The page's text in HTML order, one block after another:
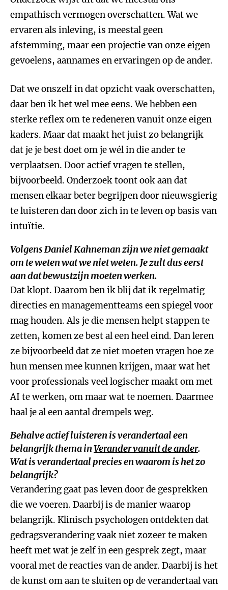
empathisch vermogen overschatten. Wat we
ervaren als inleving, is meestal geen
afstemming, maar een projectie van onze eigen
gevoelens, aannames en ervaringen op de ander.
Dat we onszelf in dat opzicht vaak overschatten,
daar ben ik het wel mee eens. We hebben een
sterke reflex om te redeneren vanuit onze eigen
kaders. Maar dat maakt het juist zo belangrijk
dat je je best doet om je wél in die ander te
verplaatsen. Door actief vragen te stellen,
bijvoorbeeld. Onderzoek toont ook aan dat
mensen elkaar beter begrijpen door nieuwsgierig
te luisteren dan door zich in te leven op basis van
intuïtie.
Volgens Daniel Kahneman zijn we niet gemaakt
om te weten wat we niet weten. Je zult dus eerst
aan dat bewustzijn moeten werken.
Dat klopt. Daarom ben ik blij dat ik regelmatig
directies en managementteams een spiegel voor
mag houden. Als je die mensen helpt stappen te
zetten, komen ze best al een heel eind. Dan leren
ze bijvoorbeeld dat ze niet moeten vragen hoe ze
hun mensen mee kunnen krijgen, maar wat het
voor professionals veel logischer maakt om met
AI te werken, om maar wat te noemen. Daarmee
haal je al een aantal drempels weg.
Behalve actief luisteren is verandertaal een
belangrijk thema inVerander vanuit de ander.
Wat is verandertaal precies en waarom is het zo
belangrijk?
Verandering gaat pas leven door de gesprekken
die we voeren. Daarbij is de manier waarop
belangrijk. Klinisch psychologen ontdekten dat
gedragsverandering vaak niet zozeer te maken
heeft met wat je zelf in een gesprek zegt, maar
vooral met de reacties van de ander. Daarbij is het
de kunst om aan te sluiten op de verandertaal van